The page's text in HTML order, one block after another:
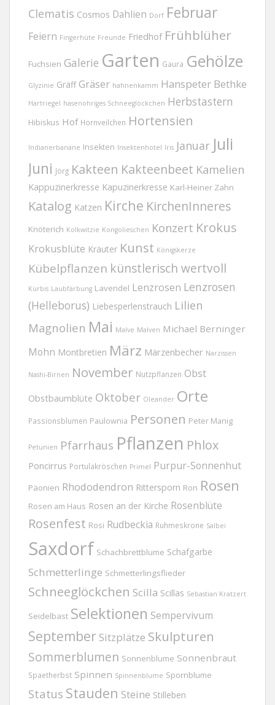
Clematis Cosmos Dahlien Dorf Februar
Feiern Fingerhüte Freunde Friedhof Frühblüher
Fuchsien Galerie Garten Gaura Gehölze
Glyzinie Gräff Gräser hahnenkamm Hanspeter Bethke
Hartriegel hasenohriges Schneeglöckchen Herbstastern
Hibiskus Hof Hornveilchen Hortensien
Indianerbanane Insekten Insektenhotel Iris Januar Juli
Juni Jörg Kakteen Kakteenbeet Kamelien
Kappuzinerkresse Kapuzinerkresse Karl-Heiner Zahn
Katalog Katzen Kirche KirchenInneres
Knöterich Kolkwitzie Kongolieschen Konzert Krokus
Krokusblüte Kräuter Kunst Königskerze
Kübelpflanzen künstlerisch wertvoll
Kürbis Laubfärbung Lavendel Lenzrosen Lenzrosen
(Helleborus) Liebesperlenstrauch Lilien
Magnolien Mai Malve Malven Michael Berninger
Mohn Montbretien März Märzenbecher Narzissen
Nashi-Birnen November Nutzpflanzen Obst
Obstbaumblüte Oktober Oleander Orte
Passionsblumen Paulownia Personen Peter Manig
Petunien Pfarrhaus Pflanzen Phlox
Poncirrus Portulakröschen Primel Purpur-Sonnenhut
Päonien Rhododendron Rittersporn Ron Rosen
Rosen am Haus Rosen an der Kirche Rosenblüte
Rosenfest Rosi Rudbeckia Ruhmeskrone Salbei
Saxdorf Schachbrettblume Schafgarbe
Schmetterlinge Schmetterlingsflieder
Schneeglöckchen Scilla Scillas Sebastian Kratzert
Seidelbast Selektionen Sempervivum
September Sitzplätze Skulpturen
Sommerblumen Sonnenblume Sonnenbraut
Spaetherbst Spinnen Spinnenblume Spornblume
Status Stauden Steine Stilleben